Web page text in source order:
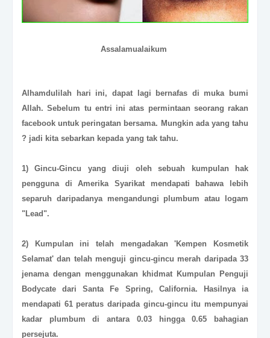
Assalamualaikum
Alhamdulilah hari ini, dapat lagi bernafas di muka bumi
Allah. Sebelum tu entri ini atas permintaan seorang rakan
facebook untuk peringatan bersama. Mungkin ada yang tahu
? jadi kita sebarkan kepada yang tak tahu.
1) Gincu-Gincu yang diuji oleh sebuah kumpulan hak
pengguna di Amerika Syarikat mendapati bahawa lebih
separuh daripadanya mengandungi plumbum atau logam
"Lead".
2) Kumpulan ini telah mengadakan 'Kempen Kosmetik
Selamat' dan telah menguji gincu-gincu merah daripada 33
jenama dengan menggunakan khidmat Kumpulan Penguji
Bodycate dari Santa Fe Spring, California. Hasilnya ia
mendapati 61 peratus daripada gincu-gincu itu mempunyai
kadar plumbum di antara 0.03 hingga 0.65 bahagian
persejuta.